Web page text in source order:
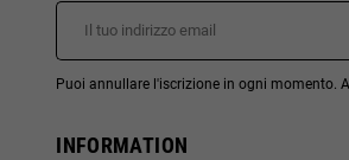
Puoi annullare l'iscrizione in ogni momento.
INFORMATION